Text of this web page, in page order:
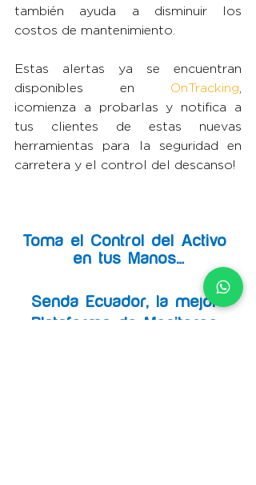
también ayuda a disminuir los
costos de mantenimiento.
Estas alertas ya se encuentran
disponibles en OnTracking
¡comienza a probarlas y notifica a
tus clientes de estas nuevas
herramientas para la seguridad en
carretera y el control del descanso!
Toma el Control del Activo
en tus Manos…
Senda Ecuador, la mejor
Plataforma de Monitoreo